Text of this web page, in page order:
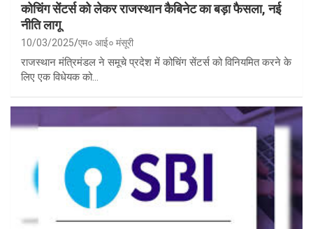
कोचिंग सेंटर्स को लेकर राजस्थान कैबिनेट का बड़ा फैसला, नई
नीति लागू
10/03/2025 एम० आई० मंसूरी
राजस्थान मंत्रिमंडल ने समूचे प्रदेश में कोचिंग सेंटर्स को विनियमित करने के
लिए एक विधेयक को…